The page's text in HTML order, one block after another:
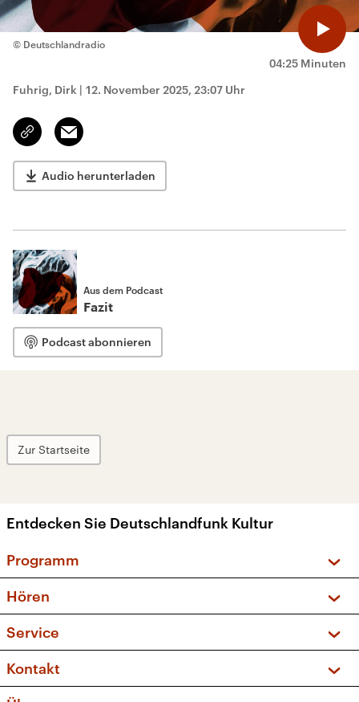
04:25 Minuten
© Deutschlandradio
Fuhrig, Dirk | 12. November 2025, 23:07 Uhr
Link
kopieren/teilen
Email
Audio herunterladen
Aus dem Podcast
Fazit
Podcast abonnieren
Zur Startseite
Entdecken Sie Deutschlandfunk Kultur
Programm
Sendungen und Podcasts
Musikliste
Kakadu – Das Kinderprogramm
Hören
Frequenzen (UKW + DAB+)
Service
FAQ
Apps
Kontakt